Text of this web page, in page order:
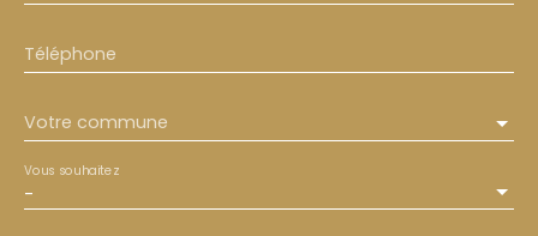
Téléphone
Votre commune
-
Vous souhaitez